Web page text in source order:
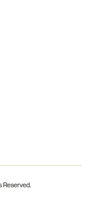
Reserved.